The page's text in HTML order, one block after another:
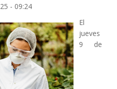
- 09:24
El
jueves
9 de